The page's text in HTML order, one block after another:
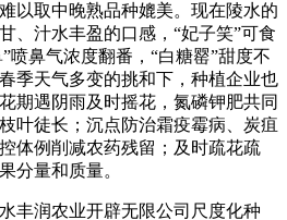
以取中晚熟品种媲美。现在陵水的
、汁水丰盈的口感，“妃子笑”可食
喷鼻气浓度翻番，“白糖罂”甜度不
季天气多变的挑和下，种植企业也
期遇阴雨及时摇花，氮磷钾肥共同
叶徒长；沉点防治霜疫霉病、炭疽
体例削减农药残留；及时疏花疏
分量和质量。
润农业开辟无限公司尺度化种